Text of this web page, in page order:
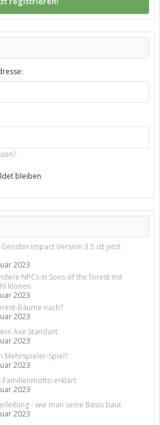
bleiben
Impact Version 3.5 ist jetzt
2023
NPCs in Sons of the forest mit
klonen
2023
Bäume nach?
2023
Axe Standort
2023
Mehrspieler-Spiel?
2023
Familienmotto erklärt
2023
- wie man seine Basis baut
2023